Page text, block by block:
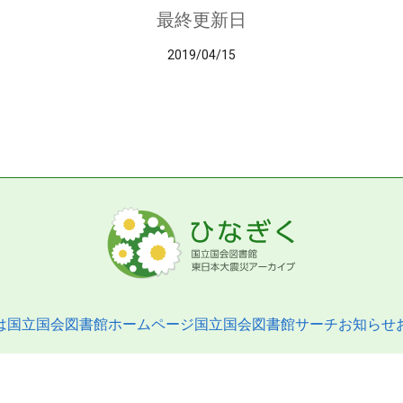
最終更新日
2019/04/15
国立国会図書館ホームページ国立国会図書館サーチお知らせ